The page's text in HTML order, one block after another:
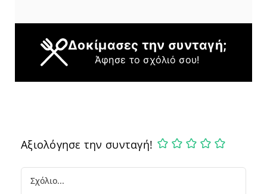
Δοκίμασες την συνταγή;
Άφησε το σχόλιό σου!
Αξιολόγησε την συνταγή!
Comment